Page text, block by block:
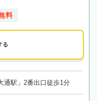
料
る
通駅」2番出口徒歩1分